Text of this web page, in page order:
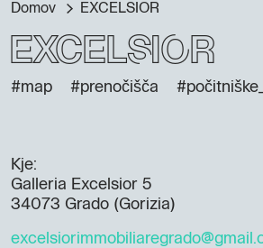
Domov EXCELSIOR
EXCELSIOR
#map #prenočišča
Kje:
Galleria Excelsior 5
34073 Grado (Gorizia)